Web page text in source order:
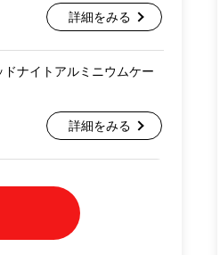
詳細をみる
ドナイトアルミニウムケー
詳細をみる